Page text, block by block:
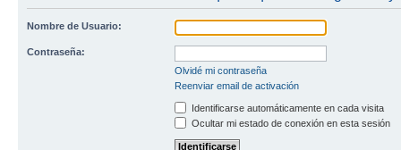
Nombre de Usuario:
Contraseña:
Olvidé mi contraseña
Reenviar email de activación
Identificarse automáticamente en cada visita
Ocultar mi estado de conexión en esta sesión